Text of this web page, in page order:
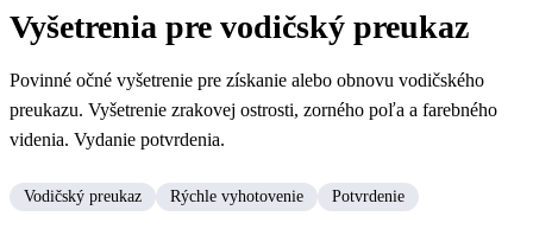
Vyšetrenia pre vodičský preukaz
Povinné očné vyšetrenie pre získanie alebo obnovu vodičského
preukazu. Vyšetrenie zrakovej ostrosti, zorného poľa a farebného
videnia. Vydanie potvrdenia.
Vodičský preukaz Rýchle vyhotovenie Potvrdenie